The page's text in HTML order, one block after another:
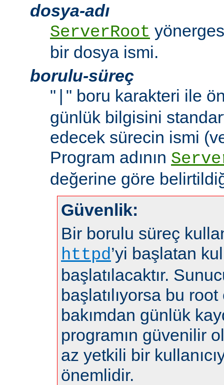
dosya-adı
ServerRoot
bir dosya ismi.
borulu-süreç
" " boru karakteri ile
günlük bilgisini
edecek sürecin ismi
Program adının
değerine göre
Güvenlik:
Bir borulu süreç
httpd’yi başlatan
başlatılacaktır.
başlatılıyorsa bu
bakımdan günlük
programın güvenilir
az yetkili bir
önemlidir.